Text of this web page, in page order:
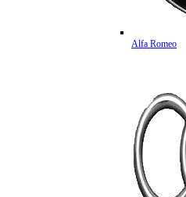
Alfa Romeo